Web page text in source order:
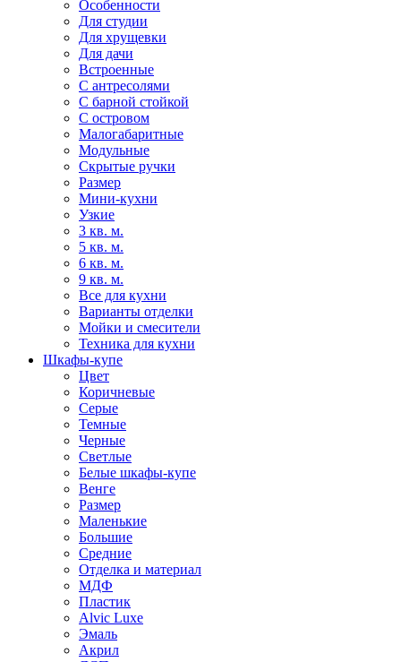
Особенности
Для студии
Для хрущевки
Для дачи
Встроенные
С антресолями
С барной стойкой
С островом
Малогабаритные
Модульные
Скрытые ручки
Размер
Мини-кухни
Узкие
3 кв. м.
5 кв. м.
6 кв. м.
9 кв. м.
Все для кухни
Варианты отделки
Мойки и смесители
Техника для кухни
Шкафы-купе
Цвет
Коричневые
Серые
Темные
Черные
Светлые
Белые шкафы-купе
Венге
Размер
Маленькие
Большие
Средние
Отделка и материал
МДФ
Пластик
Alvic Luxe
Эмаль
Акрил